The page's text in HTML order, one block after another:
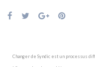
Changer de Syndic est un processus